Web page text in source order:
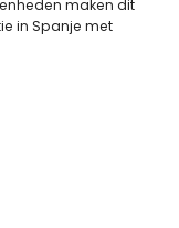
maken dit
in Spanje met